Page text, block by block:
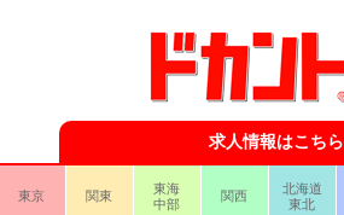
求人情報はこちら
東京 関東
東海
中部
関西
北海道
東北